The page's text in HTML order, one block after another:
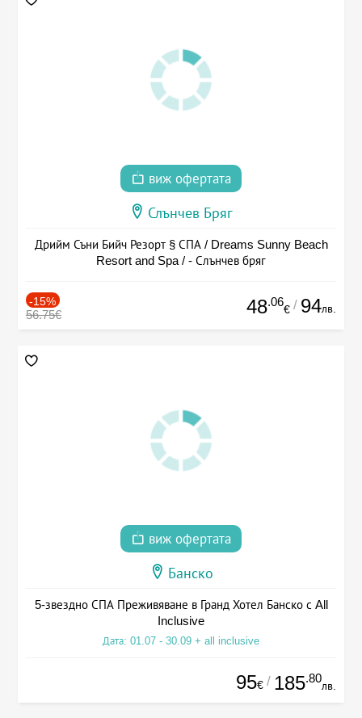
виж офертата
Слънчев Бряг
Дрийм Съни Бийч Резорт § СПА / Dreams Sunny Beach
Resort and Spa / - Слънчев бряг
-15%
56.75€ 48.06
€ / 94лв.
виж офертата
Банско
5-звездно СПА Преживяване в Гранд Хотел Банско с All
Inclusive
Дата: 01.07 - 30.09 + all inclusive
95€ / 185.80
лв.